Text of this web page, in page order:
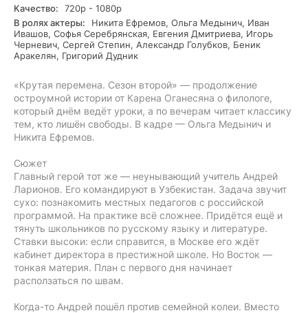
Качество:
720р - 1080р
В ролях актеры:
Никита Ефремов, Ольга Медынич, Иван
Ивашов, Софья Серебрянская, Евгения Дмитриева, Игорь
Черневич, Сергей Степин, Александр Голубков, Беник
Аракелян, Григорий Дудник
«Крутая перемена. Сезон второй» — продолжение
остроумной истории от Карена Оганесяна о филологе,
который днём ведёт уроки, а по вечерам читает классику
тем, кто лишён свободы. В кадре — Ольга Медынич и
Никита Ефремов.
Сюжет
Главный герой тот же — неунывающий учитель Андрей
Ларионов. Его командируют в Узбекистан. Задача звучит
сухо: познакомить местных педагогов с российской
программой. На практике всё сложнее. Придётся ещё и
тянуть школьников по русскому языку и литературе.
Ставки высоки: если справится, в Москве его ждёт
кабинет директора в престижной школе. Но Восток —
тонкая материя. План с первого дня начинает
расползаться по швам.
Когда-то Андрей пошёл против семейной колеи. Вместо